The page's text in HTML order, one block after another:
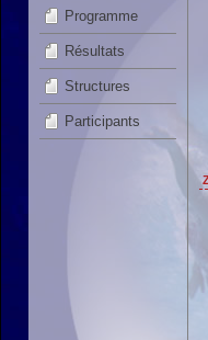
Programme
Résultats
Structures
Participants